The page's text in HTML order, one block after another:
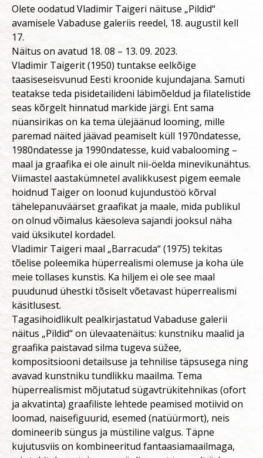
Olete oodatud Vladimir Taigeri näituse „Pildid“
avamisele Vabaduse galeriis reedel, 18. augustil kell
17.
Näitus on avatud 18. 08 – 13. 09. 2023.
Vladimir Taigerit (1950) tuntakse eelkõige
taasiseseisvunud Eesti kroonide kujundajana. Samuti
teatakse teda pisidetailideni läbimõeldud ja filatelistide
seas kõrgelt hinnatud markide järgi. Ent sama
nüansirikas on ka tema ülejäänud looming, mille
paremad näited jäävad peamiselt küll 1970ndatesse,
1980ndatesse ja 1990ndatesse, kuidvabalooming –
maal ja graafika ei ole ainult nii-öelda minevikunähtus.
Viimastel aastakümnetel avalikkusest pigem eemale
hoidnud Taiger on loonud kujundustöö kõrval
tähelepanuväärset graafikat ja maale, mida publikul
on olnud võimalus käesoleva sajandi jooksul näha
vaid üksikutel kordadel.
Vladimir Taigeri maal „Barracuda“ (1975) tekitas
tõelise poleemika hüperrealismi olemuse ja koha üle
meie tollases kunstis. Ka hiljem ei ole see maal
puudunud ühestki tõsiselt võetavast hüperrealismi
käsitlusest.
Tagasihoidlikult pealkirjastatud Vabaduse galerii
näitus „Pildid“ on ülevaatenäitus: kunstniku maalid ja
graafika paistavad silma tugeva süžee,
kompositsiooni detailsuse ja tehnilise täpsusega ning
avavad kunstniku tundlikku maailma. Tema
hüperrealismist mõjutatud sügavtrükitehnikas (ofort
ja akvatinta) graafiliste lehtede peamised motiivid on
loomad, naisefiguurid, esemed (natüürmort), neis
domineerib süngus ja müstiline valgus. Täpne
kujutusviis on kombineeritud fantaasiamaailmaga,